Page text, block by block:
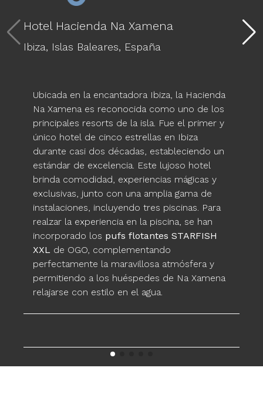
Hotel Hacienda Na Xamena
Ibiza, Islas Baleares, España
Ubicada en la encantadora Ibiza, la Hacienda
Na Xamena es reconocida como uno de los
principales resorts de la isla. Fue el primer y
único hotel de cinco estrellas en Ibiza
durante casi dos décadas, estableciendo un
estándar de excelencia. Este lujoso hotel
brinda comodidad, experiencias mágicas y
exclusivas, junto con una amplia gama de
instalaciones, incluyendo tres piscinas. Para
realzar la experiencia en la piscina, se han
incorporado los pufs flotantes STARFISH
XXL de OGO, complementando
perfectamente la maravillosa atmósfera y
permitiendo a los huéspedes de Na Xamena
relajarse con estilo en el agua.